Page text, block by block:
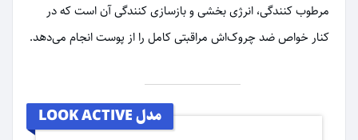
مرطوب کنندگی، انرژی بخشی و بازسازی کنندگی آن است که در
کنار خواص ضد چروک‌اش مراقبتی کامل را از پوست انجام می‌دهد.
مدل LOOK ACTIVE